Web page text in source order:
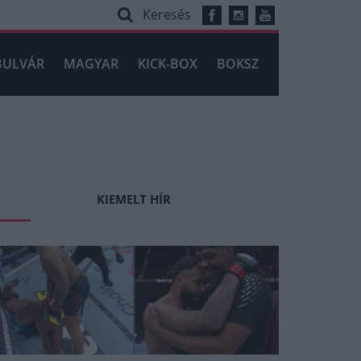
Keresés
MAGYAR KICK-BOX BOKSZ
KIEMELT HÍR